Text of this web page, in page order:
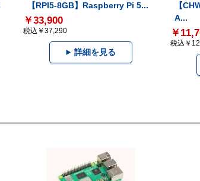
【RPI5-8GB】Raspberry Pi 5...
￥33,900
税込￥37,290
詳細を見る
【
A...
￥
税込￥